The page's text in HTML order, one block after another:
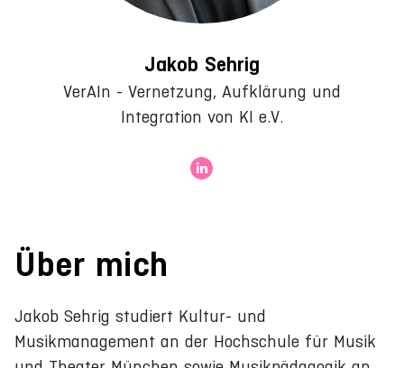
Jakob Sehrig
VerAIn - Vernetzung, Aufklärung und
Integration von KI e.V.
Über mich
Jakob Sehrig studiert Kultur- und
Musikmanagement an der Hochschule für Musik